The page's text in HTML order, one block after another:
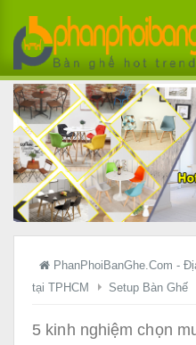
PhanPhoiBanGhe.Com -
tại TPHCM
Setup Bàn Ghế
5 kinh nghiệm chọn